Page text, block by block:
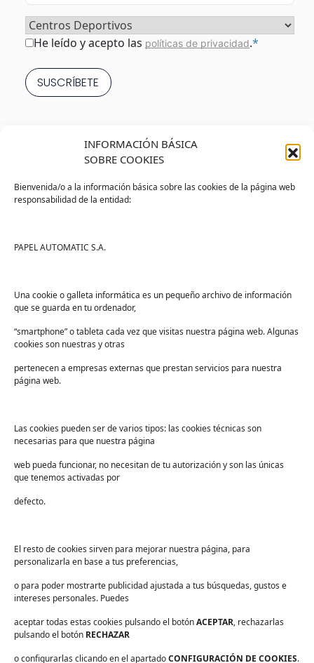
INFORMACIÓN BÁSICA
SOBRE COOKIES
Bienvenida/o a la información básica sobre las cookies de la página web
responsabilidad de la entidad:
PAPEL AUTOMATIC S.A.
Una cookie o galleta informática es un pequeño archivo de información
que se guarda en tu ordenador,
“smartphone” o tableta cada vez que visitas nuestra página web. Algunas
cookies son nuestras y otras
pertenecen a empresas externas que prestan servicios para nuestra
página web.
Las cookies pueden ser de varios tipos: las cookies técnicas son
necesarias para que nuestra página
web pueda funcionar, no necesitan de tu autorización y son las únicas
que tenemos activadas por
defecto.
El resto de cookies sirven para mejorar nuestra página, para
personalizarla en base a tus preferencias,
o para poder mostrarte publicidad ajustada a tus búsquedas, gustos e
intereses personales. Puedes
aceptar todas estas cookies pulsando el botónACEPTAR, rechazarlas
pulsando el botón RECHAZAR
o configurarlas clicando en el apartadoCONFIGURACIÓN DE COOKIES.
Sector*
Consentimiento*
He leído y acepto las políticas de privacidad.*
Sanidad
Educación
Centros deportivos
Servicios
Industria alimentaria
Tienda PAPELMATIC
Lista de deseos
Términos y condiciones
Devoluciones
Suscríbete para recibir noticias exclusivas y ofertas.
Correo
electrónico*
sector *
Consentimiento*
He leído y acepto laspolíticas de privacidad.*